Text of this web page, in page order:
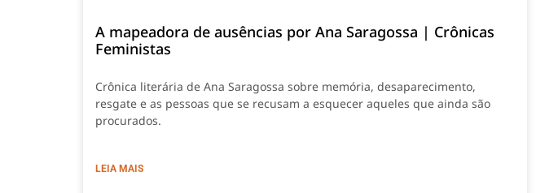
A mapeadora de ausências por Ana Saragossa | Crônicas
Feministas
Crônica literária de Ana Saragossa sobre memória, desaparecimento,
resgate e as pessoas que se recusam a esquecer aqueles que ainda são
procurados.
LEIA MAIS